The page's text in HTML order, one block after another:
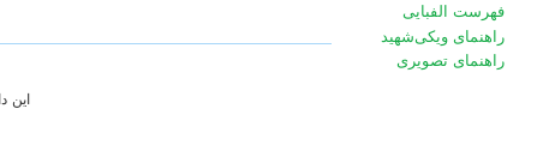
فهرست الفبایی
راهنمای ویکی‌شهید
راهنمای تصویری
این